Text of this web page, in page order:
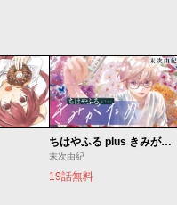
ちはやふる plus きみがため
末次由紀
19話無料